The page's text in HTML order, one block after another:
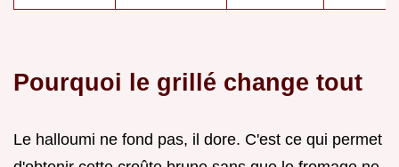
Pourquoi le grillé change tout
Le halloumi ne fond pas, il dore. C'est ce qui permet